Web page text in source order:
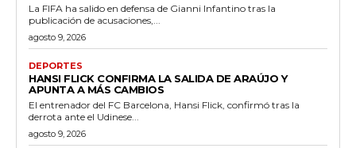
La FIFA ha salido en defensa de Gianni Infantino tras la
publicación de acusaciones,...
agosto 9, 2026
DEPORTES
HANSI FLICK CONFIRMA LA SALIDA DE ARAÚJO Y
APUNTA A MÁS CAMBIOS
El entrenador del FC Barcelona, Hansi Flick, confirmó tras la
derrota ante el Udinese...
agosto 9, 2026